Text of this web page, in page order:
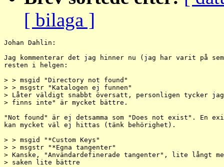
[ bilaga ]
Johan Dahlin:
Jag kommenterar det jag hinner nu (jag har varit på
resten i helgen:
> > msgid "Directory not found"
> > msgstr "Katalogen ej funnen"
> Låter väldigt snabbt översatt, personligen tycker
> finns inte" är mycket bättre.
"Not found" är ej detsamma som "Does not exist". En
kan mycket väl ej hittas (tänk behörighet).
> > msgid "*Custom Keys"
> > msgstr "*Egna tangenter"
> Kanske, "Användardefinerade tangenter", lite långt
> saken lite bättre